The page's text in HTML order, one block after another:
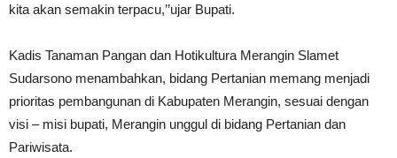
kita akan semakin terpacu,’’ujar Bupati.
Kadis Tanaman Pangan dan Hotikultura Merangin Slamet
Sudarsono menambahkan, bidang Pertanian memang menjadi
prioritas pembangunan di Kabupaten Merangin, sesuai dengan
visi – misi bupati, Merangin unggul di bidang Pertanian dan
Pariwisata.